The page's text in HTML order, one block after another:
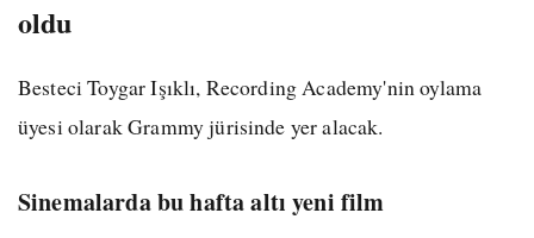
oldu
Besteci Toygar Işıklı, Recording Academy'nin oylama
üyesi olarak Grammy jürisinde yer alacak.
Sinemalarda bu hafta altı yeni film